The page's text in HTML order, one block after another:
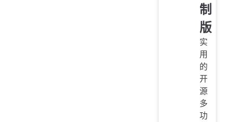
制
版
实
用
的
开
源
多
功